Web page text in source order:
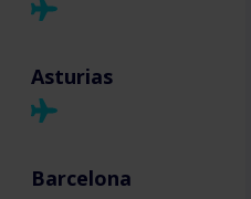
Asturias
Barcelona